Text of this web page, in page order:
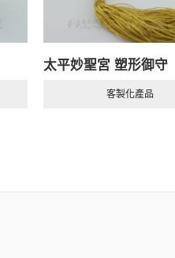
太平妙聖宮 塑形御守
客製化產品